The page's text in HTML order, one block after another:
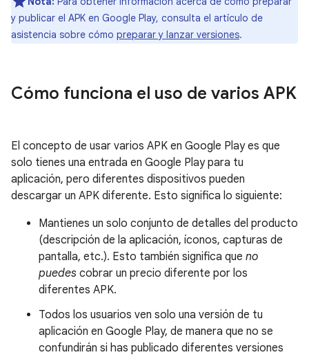
y publicar el APK en Google Play, consulta el artículo de
asistencia sobre cómo preparar y lanzar versiones.
Cómo funciona el uso de varios APK
El concepto de usar varios APK en Google Play es que
solo tienes una entrada en Google Play para tu
aplicación, pero diferentes dispositivos pueden
descargar un APK diferente. Esto significa lo siguiente:
Mantienes un solo conjunto de detalles del producto
(descripción de la aplicación, íconos, capturas de
pantalla, etc.). Esto también significa que no
puedes cobrar un precio diferente por los
diferentes APK.
Todos los usuarios ven solo una versión de tu
aplicación en Google Play, de manera que no se
confundirán si has publicado diferentes versiones